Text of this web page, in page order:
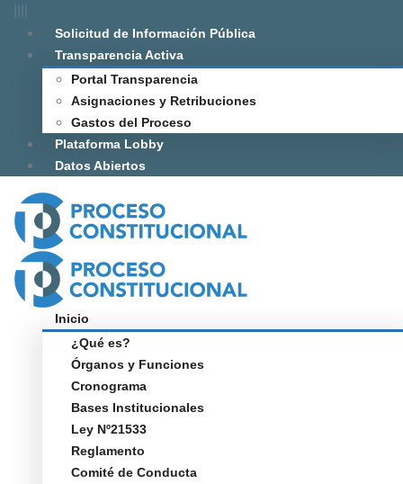
Solicitud de Información Pública
Transparencia Activa
Portal Transparencia
Asignaciones y Retribuciones
Gastos del Proceso
Plataforma Lobby
Datos Abiertos
Inicio
¿Qué es?
Órganos y Funciones
Cronograma
Bases Institucionales
Ley Nº21533
Reglamento
Comité de Conducta